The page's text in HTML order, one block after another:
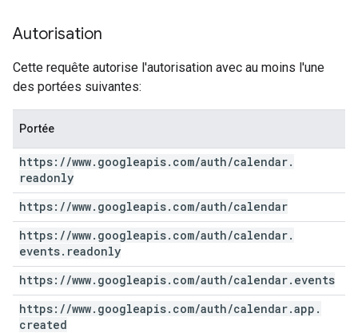
Autorisation
Cette requête autorise l'autorisation avec au moins l'une
des portées suivantes:
Portée
https: //www. googleapis. com/auth/calendar.
readonly
https: //www. googleapis. com/auth/calendar
https: //www. googleapis. com/auth/calendar.
events. readonly
https: //www. googleapis. com/auth/calendar. events
https: //www. googleapis. com/auth/calendar.app .
created